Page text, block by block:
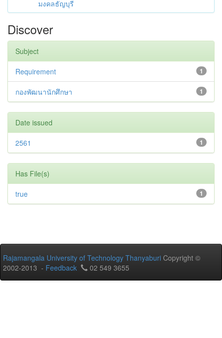
มงคลธัญบุรี
Discover
Subject
1
Requirement
1
กองพัฒนานักศึกษา
Date issued
1
2561
Has File(s)
1
true
Rajamangala University of Technology Thanyaburi Copyright ©
2002-2013 - Feedback 02 549 3655